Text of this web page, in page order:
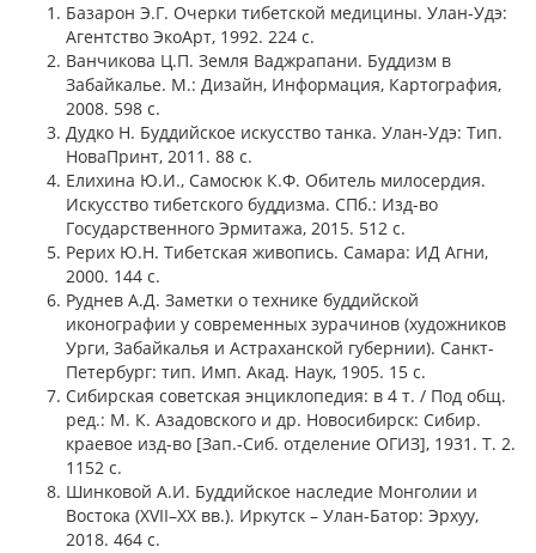
Базарон Э.Г. Очерки тибетской медицины. Улан-Удэ:
Агентство ЭкоАрт, 1992. 224 с.
Ванчикова Ц.П. Земля Ваджрапани. Буддизм в
Забайкалье. М.: Дизайн, Информация, Картография,
2008. 598 с.
Дудко Н. Буддийское искусство танка. Улан-Удэ: Тип.
НоваПринт, 2011. 88 с.
Елихина Ю.И., Самосюк К.Ф. Обитель милосердия.
Искусство тибетского буддизма. СПб.: Изд-во
Государственного Эрмитажа, 2015. 512 с.
Рерих Ю.Н. Тибетская живопись. Самара: ИД Агни,
2000. 144 с.
Руднев А.Д. Заметки о технике буддийской
иконографии у современных зурачинов (художников
Урги, Забайкалья и Aстраханской губернии). Санкт-
Петербург: тип. Имп. Акад. Наук, 1905. 15 с.
Сибирская советская энциклопедия: в 4 т. / Под общ.
ред.: М. К. Азадовского и др. Новосибирск: Сибир.
краевое изд-во [Зап.-Сиб. отделение ОГИЗ], 1931. Т. 2.
1152 с.
Шинковой А.И. Буддийское наследие Монголии и
Востока (XVII–XX вв.). Иркутск – Улан-Батор: Эрхyy,
2018. 464 с.